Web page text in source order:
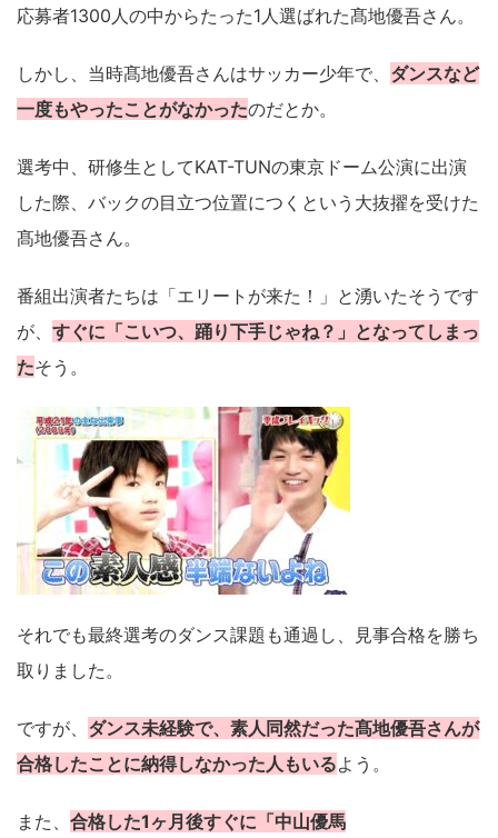
応募者1300人の中からたった1人選ばれた髙地優吾さん。
しかし、当時髙地優吾さんはサッカー少年で、 ダンスなど
一度もやったことがなかったのだとか。
選考中、研修生としてKAT-TUNの東京ドーム公演に出演
した際、バックの目立つ位置につくという大抜擢を受けた
髙地優吾さん。
番組出演者たちは「エリートが来た！」と湧いたそうです
が、 すぐに「こいつ、踊り下手じゃね？」となってしまっ
たそう。
それでも最終選考のダンス課題も通過し、見事合格を勝ち
取りました。
ですが、 ダンス未経験で、素人同然だった髙地優吾さんが
合格したことに納得しなかった人もいるよう。
また、 合格した1ヶ月後すぐに「中山優馬